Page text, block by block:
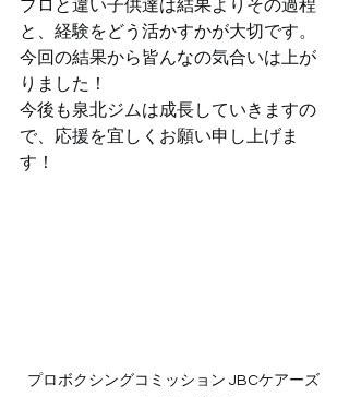
プロと違い子供達は結果よりその過程
と、経験をどう活かすかが大切です。
今回の結果から皆んなの気合いは上が
りました！
今後も泉北ジムは成長していきますの
で、応援を宜しくお願い申し上げま
す！
プロボクシングコミッション JBCケアーズ